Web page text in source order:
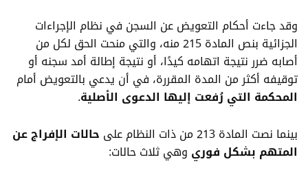
وقد جاءت أحكام التعويض عن السجن في نظام الإجراءات
الجزائية
بنص المادة 215 منه، والتي منحت الحق لكل من
أصابه ضرر نتيجة اتهامه كيدًا، أو نتيجة إطالة أمد سجنه أو
توقيفه أكثر من المدة المقررة، في أن يدعي بالتعويض أمام
المحكمة التي رُفعت إليها الدعوى الأصلية.
بينما نصت المادة 213 من ذات النظام على
حالات الإفراج عن
المتهم بشكل فوري وهي ثلاث حالات: